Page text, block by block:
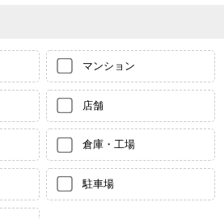
マンション
店舗
倉庫・工場
駐車場